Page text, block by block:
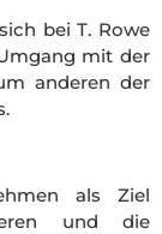
bei T. Rowe
mit der
anderen der
als Ziel
und die